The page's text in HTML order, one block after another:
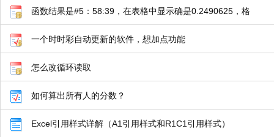
函数结果是#5：58:39，在表格中显示确是0.2490625，格
一个时时彩自动更新的软件，想加点功能
怎么改循环读取
如何算出所有人的分数？
Excel引用样式详解（A1引用样式和R1C1引用样式）